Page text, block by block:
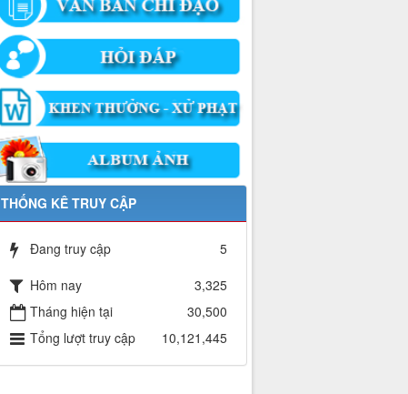
THỐNG KÊ TRUY CẬP
Đang truy cập
5
Hôm nay
3,325
Tháng hiện tại
30,500
Tổng lượt truy cập
10,121,445